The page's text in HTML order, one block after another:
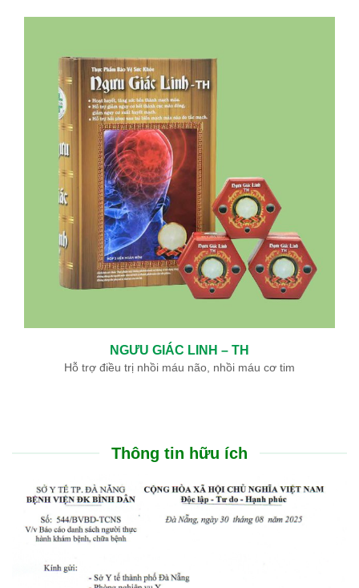
NGƯU GIÁC LINH – TH
Hỗ trợ điều trị nhồi máu não, nhồi máu cơ tim
Thông tin hữu ích